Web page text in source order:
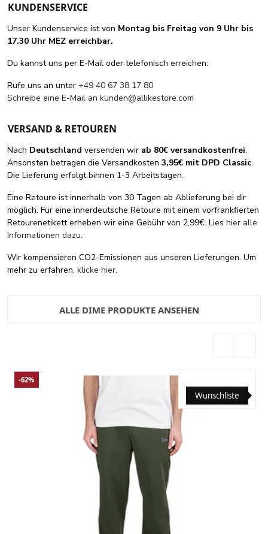
KUNDENSERVICE
Unser Kundenservice ist von Montag bis Freitag von 9 Uhr bis
17.30 Uhr MEZ erreichbar.
Du kannst uns per E-Mail oder telefonisch erreichen:
Rufe uns an unter +49 40 67 38 17 80
Schreibe eine E-Mail an kunden@allikestore.com
VERSAND & RETOUREN
Nach Deutschland versenden wir ab 80€ versandkostenfrei.
Ansonsten betragen die Versandkosten 3,95€ mit DPD Classic.
Die Lieferung erfolgt binnen 1-3 Arbeitstagen.
Eine Retoure ist innerhalb von 30 Tagen ab Ablieferung bei dir
möglich. Für eine innerdeutsche Retoure mit einem vorfrankfierten
Retourenetikett erheben wir eine Gebühr von 2,99€. Lies hier alle
Informationen dazu.
Wir kompensieren CO2-Emissionen aus unseren Lieferungen. Um
mehr zu erfahren, klicke hier.
ALLE DIME PRODUKTE ANSEHEN
Wunschliste
-62%